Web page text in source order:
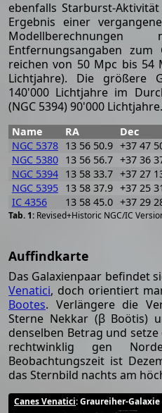
ebenfalls Starburst-
Ergebnis einer
Modellberechnungen
Entfernungsangaben zum
reichen von 50 Mpc bis 54
Lichtjahre). Die größere
140'000 Lichtjahre im
(NGC 5394) 90'000 Lichtjahre.
Revised+Historic NGC/IC
Name RA Dec
NGC 5378 13 56 50.9 +37 47
NGC 5380 13 56 56.7 +37 36
NGC 5394 13 58 33.7 +37 27
NGC 5395 13 58 37.9 +37 25 31
IC 4356
13 58 45.0 +37 29
Auffindkarte
Das Galaxienpaar befindet
Venatici, doch orientiert
Bootes. Verlängere die
Sterne Nekkar (β Boötis)
denselben Betrag und
rechtwinklig gen
Beobachtungszeit ist
das Sternbild nachts am
Canes Venatici: Graureiher-Galaxie